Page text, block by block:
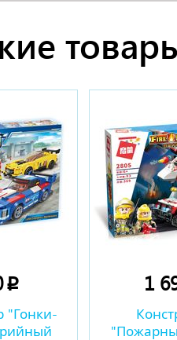
p
"Гонки-
1